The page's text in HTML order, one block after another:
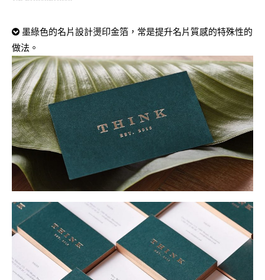
墨綠色的名片設計燙印金箔，常是提升名片質感的特殊性的
做法。